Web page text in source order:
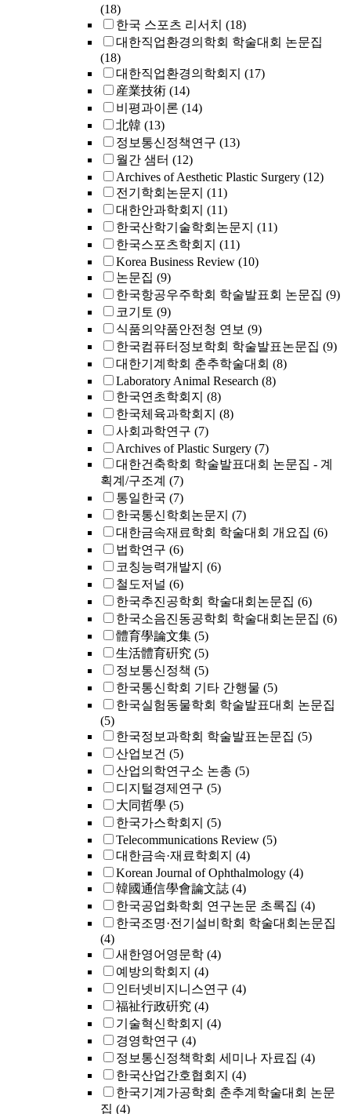
(18)
한국 스포츠 리서치 (18)
대한직업환경의학회 학술대회 논문집
(18)
대한직업환경의학회지 (17)
産業技術 (14)
비평과이론 (14)
北韓 (13)
정보통신정책연구 (13)
월간 샘터 (12)
Archives of Aesthetic Plastic Surgery (12)
전기학회논문지 (11)
대한안과학회지 (11)
한국산학기술학회논문지 (11)
한국스포츠학회지 (11)
Korea Business Review (10)
논문집 (9)
한국항공우주학회 학술발표회 논문집 (9)
코기토 (9)
식품의약품안전청 연보 (9)
한국컴퓨터정보학회 학술발표논문집 (9)
대한기계학회 춘추학술대회 (8)
Laboratory Animal Research (8)
한국연초학회지 (8)
한국체육과학회지 (8)
사회과학연구 (7)
Archives of Plastic Surgery (7)
대한건축학회 학술발표대회 논문집 - 계
획계/구조계 (7)
통일한국 (7)
한국통신학회논문지 (7)
대한금속재료학회 학술대회 개요집 (6)
법학연구 (6)
코칭능력개발지 (6)
철도저널 (6)
한국추진공학회 학술대회논문집 (6)
한국소음진동공학회 학술대회논문집 (6)
體育學論文集 (5)
生活體育硏究 (5)
정보통신정책 (5)
한국통신학회 기타 간행물 (5)
한국실험동물학회 학술발표대회 논문집
(5)
한국정보과학회 학술발표논문집 (5)
산업보건 (5)
산업의학연구소 논총 (5)
디지털경제연구 (5)
大同哲學 (5)
한국가스학회지 (5)
Telecommunications Review (5)
대한금속·재료학회지 (4)
Korean Journal of Ophthalmology (4)
韓國通信學會論文誌 (4)
한국공업화학회 연구논문 초록집 (4)
한국조명·전기설비학회 학술대회논문집
(4)
새한영어영문학 (4)
예방의학회지 (4)
인터넷비지니스연구 (4)
福祉行政硏究 (4)
기술혁신학회지 (4)
경영학연구 (4)
정보통신정책학회 세미나 자료집 (4)
한국산업간호협회지 (4)
한국기계가공학회 춘추계학술대회 논문
집 (4)